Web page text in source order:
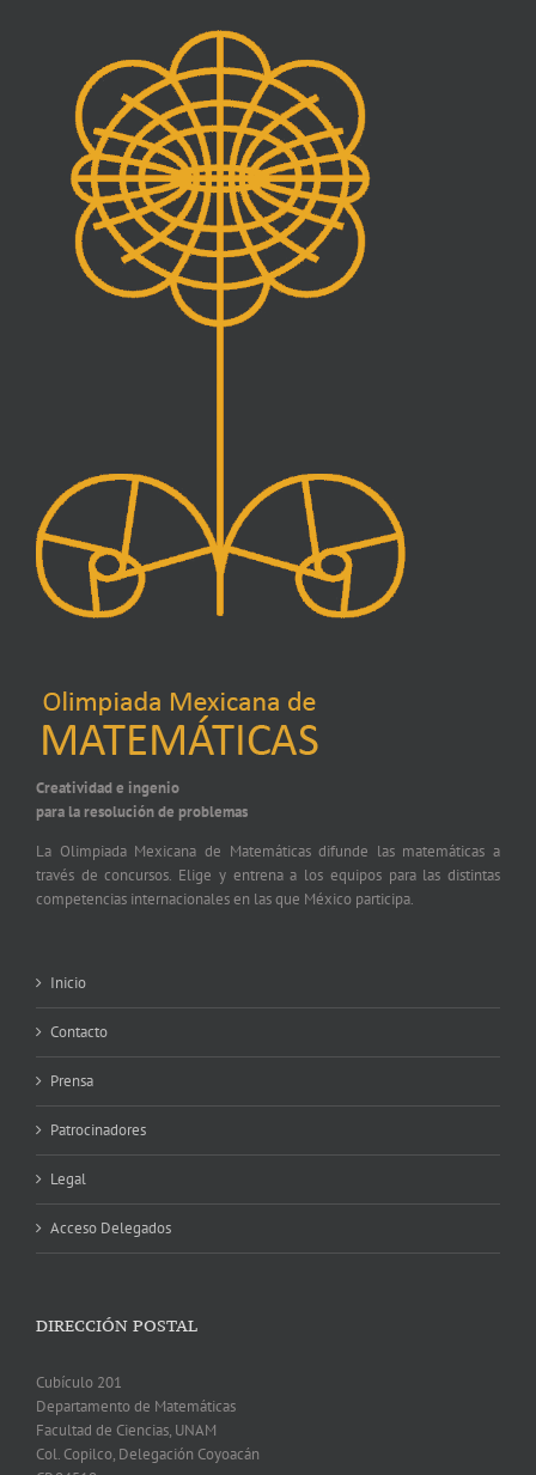
Creatividad e ingenio
para la resolución de problemas
La Olimpiada Mexicana de Matemáticas difunde las matemáticas a
través de concursos. Elige y entrena a los equipos para las distintas
competencias internacionales en las que México participa.
Inicio
Contacto
Prensa
Patrocinadores
Legal
Acceso Delegados
DIRECCIÓN POSTAL
Cubículo 201
Departamento de Matemáticas
Facultad de Ciencias, UNAM
Col. Copilco, Delegación Coyoacán